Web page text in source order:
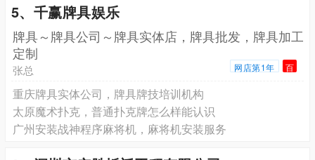
5、千赢牌具娱乐
牌具～牌具公司～牌具实体店，牌具批发，牌具加工
定制
张总 网店第1年 百
重庆牌具实体公司，牌具牌技培训机构
太原魔术扑克，普通扑克牌怎么样能认识
广州安装战神程序麻将机，麻将机安装服务